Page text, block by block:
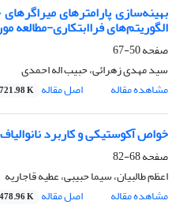
بهینه‌سازی پارامترهای
الگوریتم‌‌های فراابتکاری-مطالعه
صفحه50-67
سید مهدی زهرائی، حبیب اله احمدی
مشاهده مقاله
اصل مقاله 721.98 K
خواص آکوستیکی و کاربرد
صفحه68-82
اعظم طالبیان، سیما حبیبی، عطیه قاجاریه
مشاهده مقاله
اصل مقاله 478.96 K